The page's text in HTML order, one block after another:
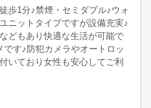
歩1分♪禁煙・セミダブル♪ウォ
ニットタイプですが設備充実♪
どもあり快適な生活が可能で
す♪防犯カメラやオートロッ
いており女性も安心してご利